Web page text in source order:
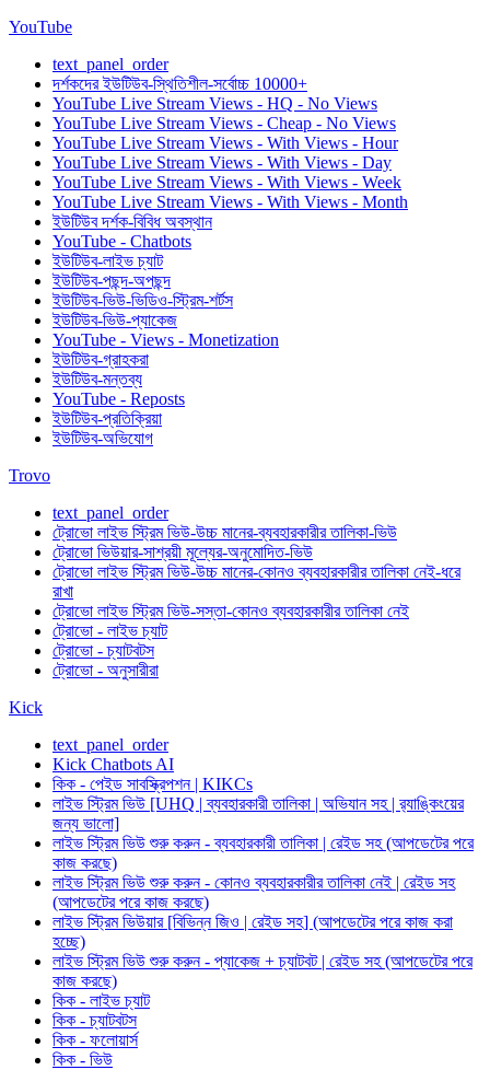
YouTube
text_panel_order
দর্শকদের ইউটিউব-স্থিতিশীল-সর্বোচ্চ 10000+
YouTube Live Stream Views - HQ - No Views
YouTube Live Stream Views - Cheap - No Views
YouTube Live Stream Views - With Views - Hour
YouTube Live Stream Views - With Views - Day
YouTube Live Stream Views - With Views - Week
YouTube Live Stream Views - With Views - Month
ইউটিউব দর্শক-বিবিধ অবস্থান
YouTube - Chatbots
ইউটিউব-লাইভ চ্যাট
ইউটিউব-পছন্দ-অপছন্দ
ইউটিউব-ভিউ-ভিডিও-স্ট্রিম-শর্টস
ইউটিউব-ভিউ-প্যাকেজ
YouTube - Views - Monetization
ইউটিউব-গ্রাহকরা
ইউটিউব-মন্তব্য
YouTube - Reposts
ইউটিউব-প্রতিক্রিয়া
ইউটিউব-অভিযোগ
Trovo
text_panel_order
ট্রোভো লাইভ স্ট্রিম ভিউ-উচ্চ মানের-ব্যবহারকারীর তালিকা-ভিউ
ট্রোভো ভিউয়ার-সাশ্রয়ী মূল্যের-অনুমোদিত-ভিউ
ট্রোভো লাইভ স্ট্রিম ভিউ-উচ্চ মানের-কোনও ব্যবহারকারীর তালিকা নেই-ধরে
রাখা
ট্রোভো লাইভ স্ট্রিম ভিউ-সস্তা-কোনও ব্যবহারকারীর তালিকা নেই
ট্রোভো - লাইভ চ্যাট
ট্রোভো - চ্যাটবটস
ট্রোভো - অনুসারীরা
Kick
text_panel_order
Kick Chatbots AI
কিক - পেইড সাবস্ক্রিপশন | KIKCs
লাইভ স্ট্রিম ভিউ [UHQ | ব্যবহারকারী তালিকা | অভিযান সহ | র‍্যাঙ্কিংয়ের
জন্য ভালো]
লাইভ স্ট্রিম ভিউ শুরু করুন - ব্যবহারকারী তালিকা | রেইড সহ (আপডেটের পরে
কাজ করছে)
লাইভ স্ট্রিম ভিউ শুরু করুন - কোনও ব্যবহারকারীর তালিকা নেই | রেইড সহ
(আপডেটের পরে কাজ করছে)
লাইভ স্ট্রিম ভিউয়ার [বিভিন্ন জিও | রেইড সহ] (আপডেটের পরে কাজ করা
হচ্ছে)
লাইভ স্ট্রিম ভিউ শুরু করুন - প্যাকেজ + চ্যাটবট | রেইড সহ (আপডেটের পরে
কাজ করছে)
কিক - লাইভ চ্যাট
কিক - চ্যাটবটস
কিক - ফলোয়ার্স
কিক - ভিউ